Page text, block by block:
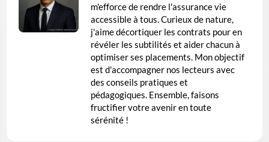
m'efforce de rendre l'assurance vie
accessible à tous. Curieux de nature,
j'aime décortiquer les contrats pour en
révéler les subtilités et aider chacun à
optimiser ses placements. Mon objectif
est d'accompagner nos lecteurs avec
des conseils pratiques et
pédagogiques. Ensemble, faisons
fructifier votre avenir en toute
sérénité !